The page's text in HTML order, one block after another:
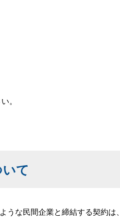
。
て
な民間企業と締結する契約